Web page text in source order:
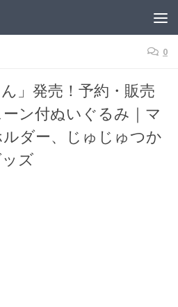
0
」発売！予約・販売
ン付ぬいぐるみ｜マ
ダー、じゅじゅつか
ズ